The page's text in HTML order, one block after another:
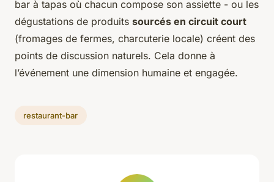
bar à tapas où chacun compose son assiette - ou les
dégustations de produits sourcés en circuit court
(fromages de fermes, charcuterie locale) créent des
points de discussion naturels. Cela donne à
l’événement une dimension humaine et engagée.
restaurant-bar